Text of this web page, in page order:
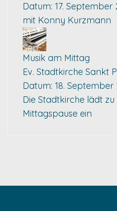
Datum: 17. September
mit Konny Kurzmann
18
Sep.
Musik am Mittag
Ev. Stadtkirche Sankt
Datum: 18. September
Die Stadtkirche lädt
Mittagspause ein